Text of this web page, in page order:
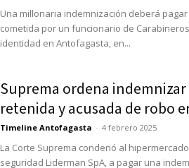
Una millonaria indemnización deberá
cometida por un funcionario de
identidad en Antofagasta, en...
Suprema ordena
retenida y acusada de robo
Timeline Antofagasta - 4 febrero 2025
La Corte Suprema condenó al
seguridad Liderman SpA, a pagar una